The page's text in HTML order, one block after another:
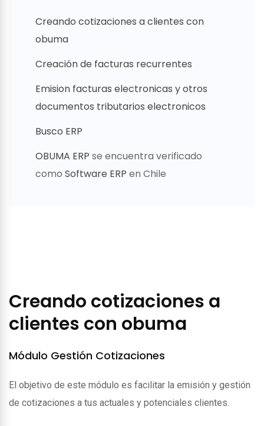
Creando cotizaciones a clientes con
obuma
Creación de facturas recurrentes
Emision facturas electronicas y otros
documentos tributarios electronicos
Busco ERP
OBUMA ERP se encuentra verificado
como Software ERP en Chile
Creando cotizaciones a
clientes con obuma
Módulo Gestión Cotizaciones
El objetivo de este módulo es facilitar la emisión y gestión
de cotizaciones a tus actuales y potenciales clientes.